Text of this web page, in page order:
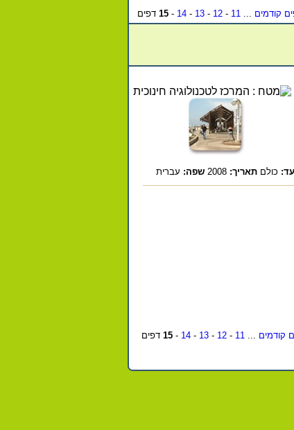
קודמים ...
11
-
12
-
13
-
14
-
15 דפים
כולם תאריך: 2008 שפה: עברית
קודמים ...
11
-
12
-
13
-
14
-
15 דפים